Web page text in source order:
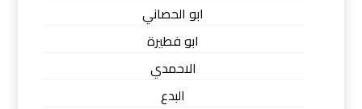
ابو الحصاني
ابو فطيرة
الاحمدي
البدع